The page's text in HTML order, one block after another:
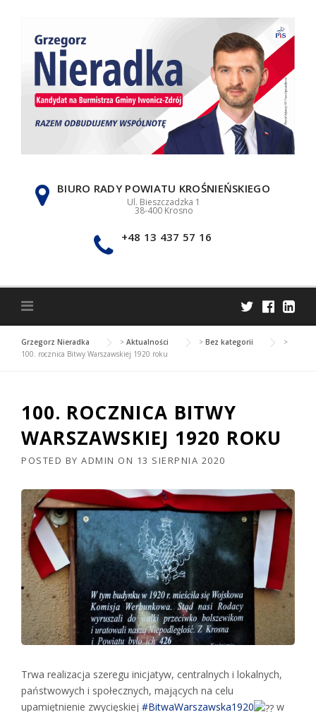
BIURO RADY POWIATU KROŚNIEŃSKIEGO
Ul. Bieszczadzka 1
38-400 Krosno
+48 13 437 57 16
Grzegorz Nieradka > Aktualności > Bez kategorii
>
100. rocznica Bitwy Warszawskiej 1920 roku
100. ROCZNICA BITWY
WARSZAWSKIEJ 1920 ROKU
POSTED BY ADMIN ON 13 SIERPNIA 2020
Trwa realizacja szeregu inicjatyw, centralnych i lokalnych,
państwowych i społecznych, mających na celu
upamiętnienie zwycięskiej #BitwaWarszawska1920
w